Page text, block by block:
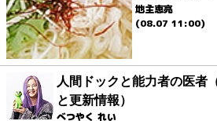
地主恵亮
(08.07 11:00)
人間ドックと能力者の医者
と更新情報）
べつやく れい